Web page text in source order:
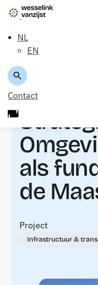
NL
EN
Contact
als
de
Project
Infrastructuur &